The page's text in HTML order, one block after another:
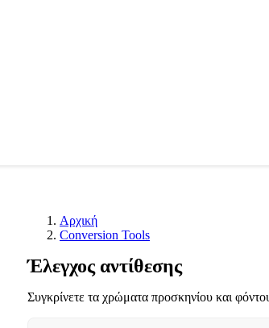
Αρχική
Conversion Tools
Έλεγχος αντίθεσης
Συγκρίνετε τα χρώματα προσκηνίου και